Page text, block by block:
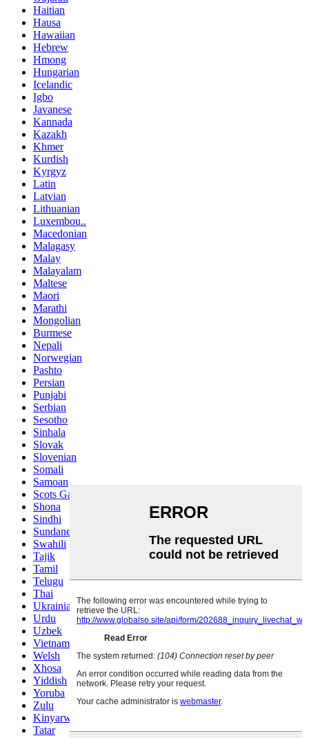
Haitian
Hausa
Hawaiian
Hebrew
Hmong
Hungarian
Icelandic
Igbo
Javanese
Kannada
Kazakh
Khmer
Kurdish
Kyrgyz
Latin
Latvian
Lithuanian
Luxembou..
Macedonian
Malagasy
Malay
Malayalam
Maltese
Maori
Marathi
Mongolian
Burmese
Nepali
Norwegian
Pashto
Persian
Punjabi
Serbian
Sesotho
Sinhala
Slovak
Slovenian
Somali
Samoan
Scots Gaelic
Shona
Sindhi
Sundanese
Swahili
Tajik
Tamil
Telugu
Thai
Ukrainian
Urdu
Uzbek
Vietnamese
Welsh
Xhosa
Yiddish
Yoruba
Zulu
Kinyarwanda
Tatar